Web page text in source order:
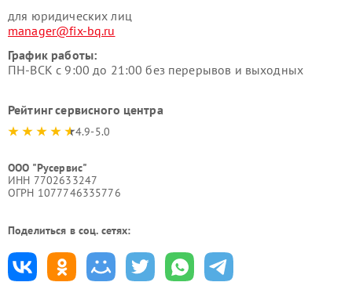
для юридических лиц
manager@fix-bq.ru
График работы:
ПН-ВСК с 9:00 до 21:00 без перерывов и выходных
Рейтинг сервисного центра
4.9-5.0
ООО "Русервис"
ИНН 7702633247
ОГРН 1077746335776
Поделиться в соц. сетях: